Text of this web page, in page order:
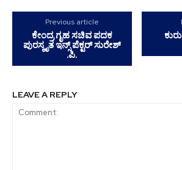
Previous article
ಕೇಂದ್ರ ಗೃಹ ಸಚಿವ ಪದಕ
ಪುರಸ್ಕೃತ ಇನ್ಸ್ ಪೆಕ್ಟರ್ ಸುರೇಶ್
.ಪಿ.
LEAVE A REPLY